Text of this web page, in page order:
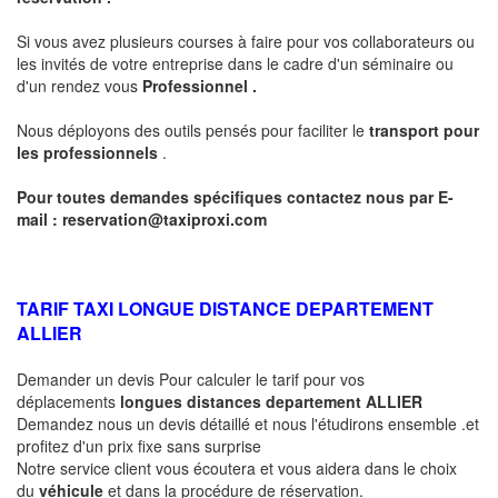
Si vous avez plusieurs courses à faire pour vos collaborateurs ou
les invités de votre entreprise dans le cadre d'un séminaire ou
d'un rendez vous Professionnel .
Nous déployons des outils pensés pour faciliter le transport pour
les professionnels .
Pour toutes demandes spécifiques contactez nous par E-
mail : reservation@taxiproxi.com
TARIF TAXI LONGUE DISTANCE DEPARTEMENT
ALLIER
Demander un devis Pour calculer le tarif pour vos
déplacements longues distances departement ALLIER
Demandez nous un devis détaillé et nous l'étudirons ensemble .et
profitez d'un prix fixe sans surprise
Notre service client vous écoutera et vous aidera dans le choix
du véhicule et dans la procédure de réservation.